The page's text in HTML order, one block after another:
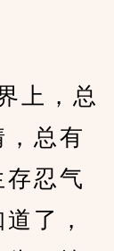
上，总
总有
忍气
了，